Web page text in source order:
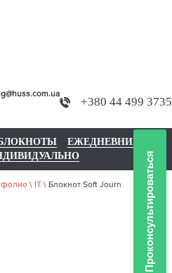
+380 44 499 3735
ЕЖЕДНЕВНИКИ
\ IT \ Блокнот Soft Journ Проконсультироваться